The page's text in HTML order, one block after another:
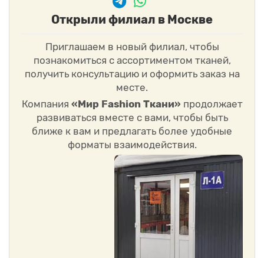
Открыли филиал в Москве
Приглашаем в новый филиал, чтобы
познакомиться с ассортиментом тканей,
получить консультацию и оформить заказ на
месте.
Компания «Мир Fashion Ткани» продолжает
развиваться вместе с вами, чтобы быть
ближе к вам и предлагать более удобные
форматы взаимодействия.